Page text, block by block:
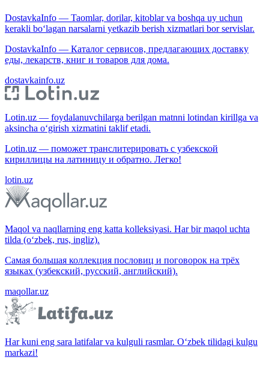
DostavkaInfo — Taomlar, dorilar, kitoblar va boshqa uy uchun
kerakli bo‘lagan narsalarni yetkazib berish xizmatlari bor servislar.
DostavkaInfo — Каталог сервисов, предлагающих доставку
еды, лекарств, книг и товаров для дома.
dostavkainfo.uz
Lotin.uz — foydalanuvchilarga berilgan matnni lotindan kirillga va
aksincha o‘girish xizmatini taklif etadi.
Lotin.uz — поможет транслитерировать с узбекской
кириллицы на латиницу и обратно. Легко!
lotin.uz
Maqol va naqllarning eng katta kolleksiyasi. Har bir maqol uchta
tilda (o‘zbek, rus, ingliz).
Самая большая коллекция пословиц и поговорок на трёх
языках (узбекский, русский, английский).
maqollar.uz
Har kuni eng sara latifalar va kulguli rasmlar. O‘zbek tilidagi kulgu
markazi!